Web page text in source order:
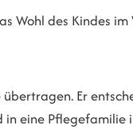
Wohl des Kindes
Er
in eine